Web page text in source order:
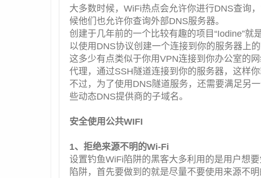
大多数时候，WiFi热点会允许你进行DNS查询
候他们也允许你查询外部DNS服务器。
创建于几年前的一个比较有趣的项目“Iodine”就
以使用DNS协议创建一个连接到你的服务器上
这多少有点类似于你用VPN连接到你办公室的
代理，通过SSH隧道连接到你的服务器，这样
不过，为了使用DNS隧道服务，还需要满足另
些动态DNS提供商的子域名。
安全使用公共WIFI
1、拒绝来源不明的Wi-Fi
设置钓鱼WiFi陷阱的黑客大多利用的是用户想
陷阱，首先要做到的就是尽量不要使用来源不